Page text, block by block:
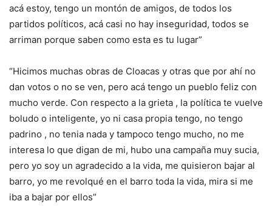
acá estoy, tengo un montón de amigos, de todos los
partidos políticos, acá casi no hay inseguridad, todos se
arriman porque saben como esta es tu lugar”
“Hicimos muchas obras de Cloacas y otras que por ahí no
dan votos o no se ven, pero acá tengo un pueblo feliz con
mucho verde. Con respecto a la grieta , la política te vuelve
boludo o inteligente, yo ni casa propia tengo, no tengo
padrino , no tenia nada y tampoco tengo mucho, no me
interesa lo que digan de mi, hubo una campaña muy sucia,
pero yo soy un agradecido a la vida, me quisieron bajar al
barro, yo me revolqué en el barro toda la vida, mira si me
iba a bajar por ellos”